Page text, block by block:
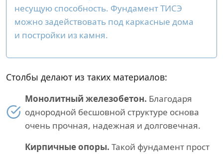
несущую способность. Фундамент ТИСЭ
можно задействовать под каркасные дома
и постройки из камня.
Столбы делают из таких материалов:
Монолитный железобетон. Благодаря
однородной бесшовной структуре основа
очень прочная, надежная и долговечная.
Кирпичные опоры. Такой фундамент прост